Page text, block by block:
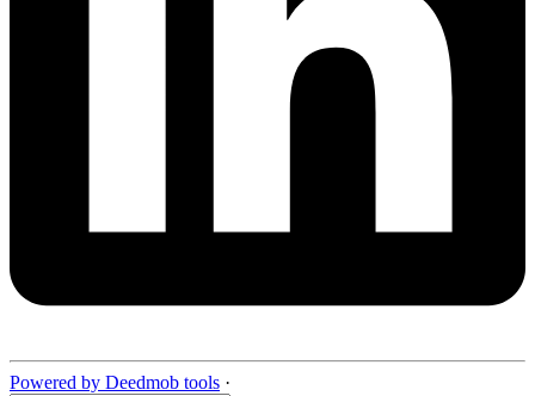
Powered by Deedmob tools ·